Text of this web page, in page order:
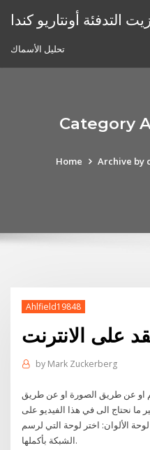
التدفئة أونتاريو كندا
تحليل الأسماك
Category
Home Archive by
Ahlfield19848
على الانترنت
by Mark Zuckerberg
او عن طريق الصورة او عن طريق
ما نحتاج الى في هذا الفيديو على
الألوان: اختر لوحة التي لرسم
الشبكة بأكملها.